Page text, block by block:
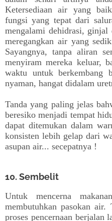
Ketersediaan air yang
fungsi yang tepat dari
mengalami dehidrasi, ginjal
meregangkan air yang
Sayangnya, tanpa aliran
menyiram mereka keluar,
waktu untuk berkembang
nyaman, hangat didalam
Tanda yang paling jelas
beresiko menjadi tempat
dapat ditemukan dalam
konsisten lebih gelap dari
asupan air... secepatnya !
10. Sembelit
Untuk mencerna
membutuhkan pasokan air.
proses pencernaan berjalan